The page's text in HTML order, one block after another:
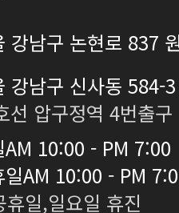
강남구 논현로 837
강남구 신사동 584-
선 압구정역 4번출
AM 10:00 - PM 7:00
일AM 10:00 - PM
일,일요일 휴진